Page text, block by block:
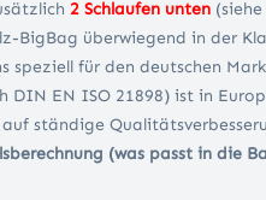
2 Schlaufen unten
BigBag überwiegend in der
speziell für den deutschen
DIN EN ISO 21898) ist in
ständige
(was passt in die